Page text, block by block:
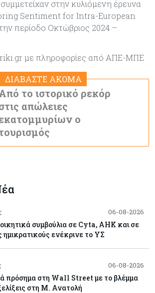
στην κυλιόμενη έρευνα
Sentiment for Intra-European
περίοδο Οκτώβριος 2024 –
με πληροφορίες από ΑΠΕ-ΜΠΕ
ΔΙΑΒΑΣΤΕ ΑΚΟΜΑ
το ιστορικό ρεκόρ
απώλειες
ο
06-08-2026
συμβούλια σε Cyta, AHK και σε
ημικρατικούς ενέκρινε το ΥΣ
06-08-2026
πρόσημα στη Wall Street με το βλέμμα
στη Μ. Ανατολή